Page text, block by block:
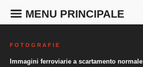
MENU PRINCIPALE
F O T O G R A F I E
Immagini ferroviarie a scartamento normale